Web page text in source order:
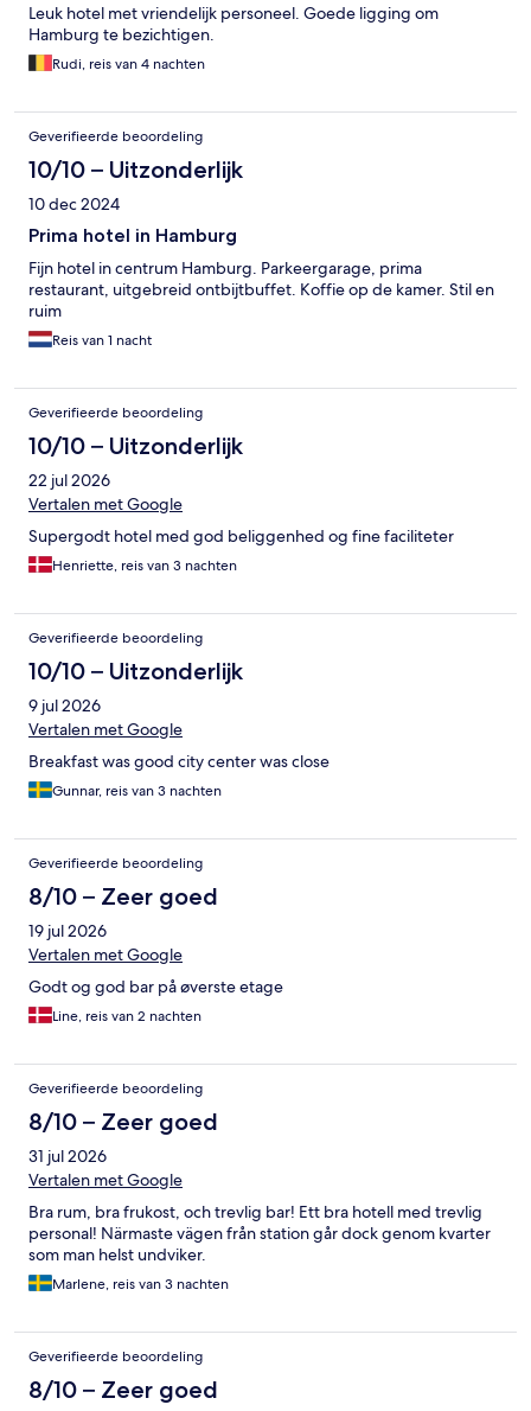
Leuk hotel met vriendelijk personeel. Goede ligging om
Hamburg te bezichtigen.
Rudi, reis van 4 nachten
Geverifieerde beoordeling
10/10 – Uitzonderlijk
10 dec 2024
Prima hotel in Hamburg
Fijn hotel in centrum Hamburg. Parkeergarage, prima
restaurant, uitgebreid ontbijtbuffet. Koffie op de kamer. Stil en
ruim
Reis van 1 nacht
Geverifieerde beoordeling
10/10 – Uitzonderlijk
22 jul 2026
Vertalen met Google
Supergodt hotel med god beliggenhed og fine faciliteter
Henriette, reis van 3 nachten
Geverifieerde beoordeling
10/10 – Uitzonderlijk
9 jul 2026
Vertalen met Google
Breakfast was good city center was close
Gunnar, reis van 3 nachten
Geverifieerde beoordeling
8/10 – Zeer goed
19 jul 2026
Vertalen met Google
Godt og god bar på øverste etage
Line, reis van 2 nachten
Geverifieerde beoordeling
8/10 – Zeer goed
31 jul 2026
Vertalen met Google
Bra rum, bra frukost, och trevlig bar! Ett bra hotell med trevlig
personal! Närmaste vägen från station går dock genom kvarter
som man helst undviker.
Marlene, reis van 3 nachten
Geverifieerde beoordeling
8/10 – Zeer goed